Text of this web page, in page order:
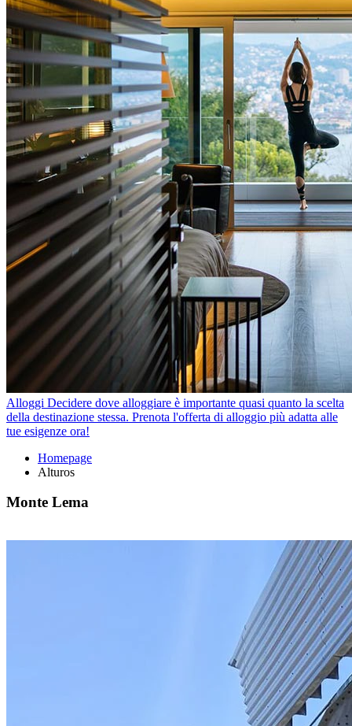
Alloggi Decidere dove alloggiare è importante quasi quanto la scelta
della destinazione stessa. Prenota l'offerta di alloggio più adatta alle
tue esigenze ora!
Homepage
Alturos
Monte Lema